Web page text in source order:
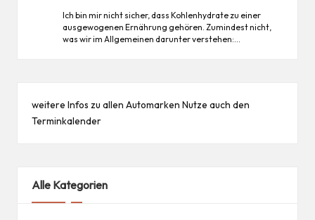
Ich bin mir nicht sicher, dass Kohlenhydrate zu einer
ausgewogenen Ernährung gehören. Zumindest nicht,
was wir im Allgemeinen darunter verstehen:…
weitere Infos zu allen Automarken Nutze auch den
Terminkalender
Alle Kategorien